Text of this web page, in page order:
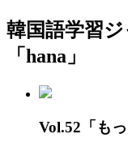
韓国語学習
「hana」
Vol.52「も